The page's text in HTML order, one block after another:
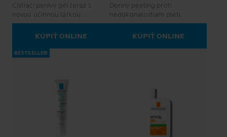
Čistiaci penivý gél teraz s
novou účinnou látkou
Phylobioma, vyvinutou na
základe vedeckých poznatkov
Vyrovnáva pH pokožky.
KÚPIŤ ONLINE
Denný peeling proti
nedokonalostiam pleti
Zmierňuje pretrvávajúce
nedokonalosti pleti Pre pleť
KÚPIŤ ONLINE
BESTSELLER